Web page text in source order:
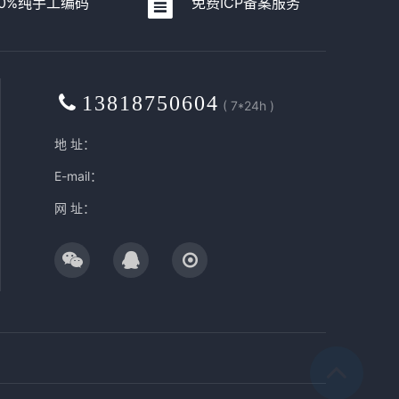
13818750604 ( 7*24h )
地 址：
E-mail：
网 址：